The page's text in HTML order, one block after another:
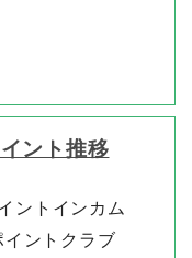
ント推移
ントインカム
イントクラブ